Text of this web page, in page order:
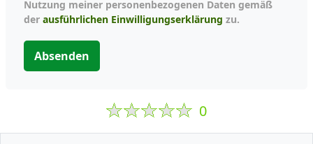
Nutzung meiner personenbezogenen Daten gemäß
der ausführlichen Einwilligungserklärung zu.
Absenden
0